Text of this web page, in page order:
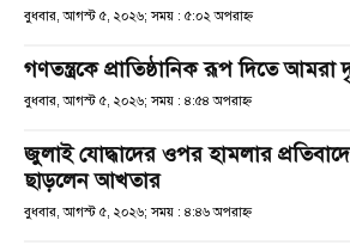
বুধবার, আগস্ট ৫, ২০২৬; সময় : ৫:০২ অপরাহ্ণ
গণতন্ত্রকে প্রাতিষ্ঠানিক রূপ দিতে আমরা
বুধবার, আগস্ট ৫, ২০২৬; সময় : ৪:৫৪ অপরাহ্ণ
জুলাই যোদ্ধাদের ওপর হামলার প্রতিবাদে
ছাড়লেন আখতার
বুধবার, আগস্ট ৫, ২০২৬; সময় : ৪:৪৬ অপরাহ্ণ